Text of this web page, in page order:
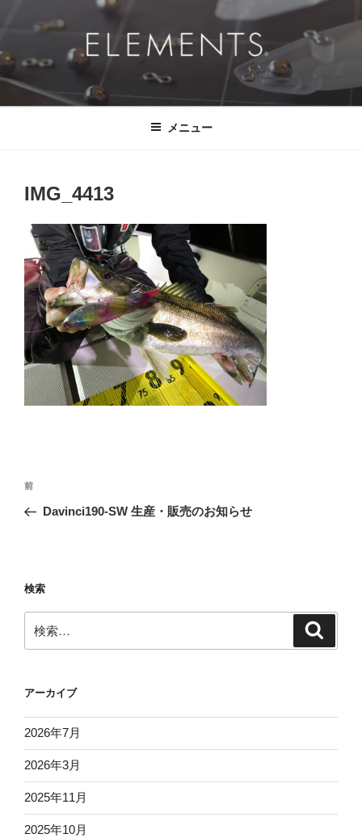
ン
ツ
へ
ELEMENTS®
挑戦的に、ドラマチックに、 そして、真っ直ぐに。
メニュー
IMG_4413
投
ナ
ー
シ
ョ
前
の
前
Davinci190‐SW 生産・販売のお知らせ
検索
索:
アーカイブ
2026年7月
2026年3月
2025年11月
2025年10月